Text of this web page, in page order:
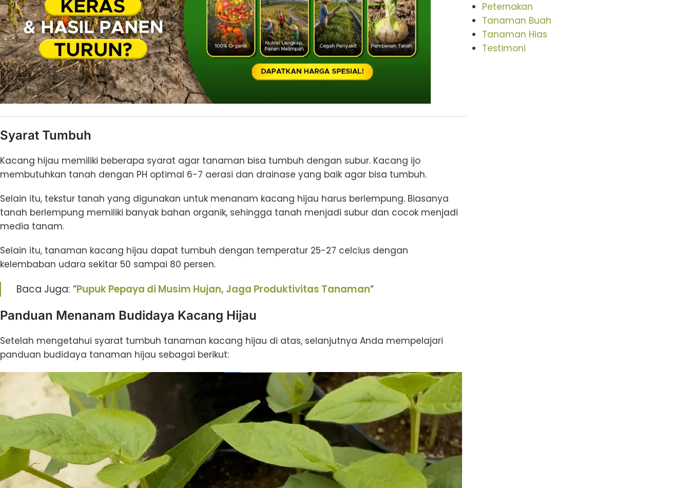
Syarat Tumbuh
Kacang hijau memiliki beberapa syarat agar tanaman bisa tumbuh dengan subur. Kacang ijo
membutuhkan tanah dengan PH optimal 6-7 aerasi dan drainase yang baik agar bisa tumbuh.
Selain itu, tekstur tanah yang digunakan untuk menanam kacang hijau harus berlempung. Biasanya
tanah berlempung memiliki banyak bahan organik, sehingga tanah menjadi subur dan cocok menjadi
media tanam.
Selain itu, tanaman kacang hijau dapat tumbuh dengan temperatur 25-27 celcius dengan
kelembaban udara sekitar 50 sampai 80 persen.
Baca Juga: “Pupuk Pepaya di Musim Hujan, Jaga Produktivitas Tanaman“
Panduan Menanam Budidaya Kacang Hijau
Setelah mengetahui syarat tumbuh tanaman kacang hijau di atas, selanjutnya Anda mempelajari
panduan budidaya tanaman hijau sebagai berikut:
Peternakan
Tanaman Buah
Tanaman Hias
Testimoni